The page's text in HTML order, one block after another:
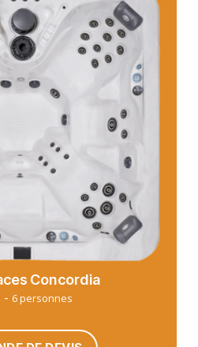
Concordia
- 6 personnes